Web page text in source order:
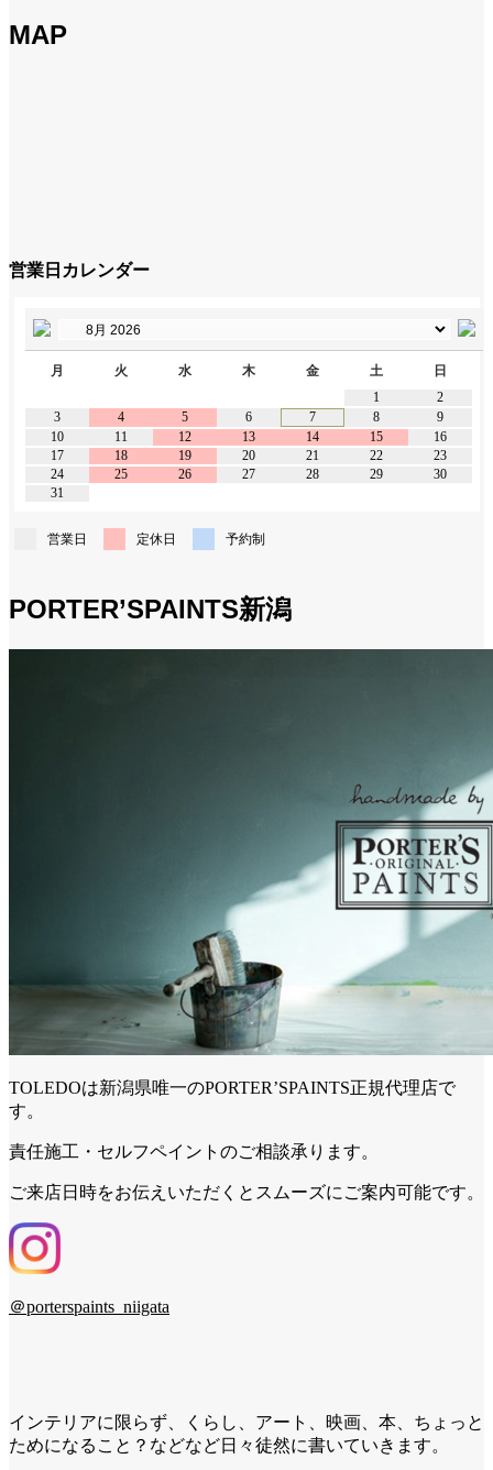
MAP
営業日カレンダー
月 火 水 木 金 土
日
1
2
3
4 5 6 7 8
9
10
11 12 13 14 15
16
17
18 19 20 21 22
23
24
25 26 27 28 29
30
31
営業日 定休日 予約制
PORTER’SPAINTS新潟
TOLEDOは新潟県唯一のPORTER’SPAINTS正規代理店で
す。
責任施工・セルフペイントのご相談承ります。
ご来店日時をお伝えいただくとスムーズにご案内可能です。
＠porterspaints_niigata
インテリアに限らず、くらし、アート、映画、本、ちょっと
ためになること？などなど日々徒然に書いていきます。